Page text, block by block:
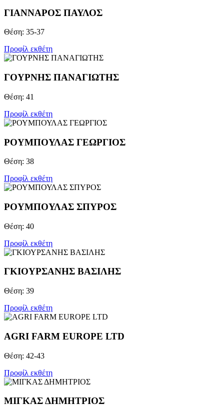
ΓΙΑΝΝΑΡΟΣ ΠΑΥΛΟΣ
Θέση: 35-37
Προφίλ εκθέτη
ΓΟΥΡΝΗΣ ΠΑΝΑΓΙΩΤΗΣ
Θέση: 41
Προφίλ εκθέτη
ΡΟΥΜΠΟΥΛΑΣ ΓΕΩΡΓΙΟΣ
Θέση: 38
Προφίλ εκθέτη
ΡΟΥΜΠΟΥΛΑΣ ΣΠΥΡΟΣ
Θέση: 40
Προφίλ εκθέτη
ΓΚΙΟΥΡΣΑΝΗΣ ΒΑΣΙΛΗΣ
Θέση: 39
Προφίλ εκθέτη
AGRI FARM EUROPE LTD
Θέση: 42-43
Προφίλ εκθέτη
ΜΙΓΚΑΣ ΔΗΜΗΤΡΙΟΣ